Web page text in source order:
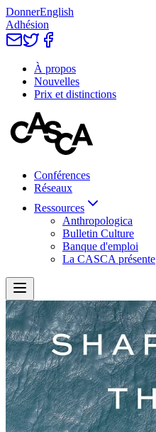
DonnerEnglish
Adhésion
À propos
Nouvelles
Prix et distinctions
Conférences
Réseaux
Ressources
Anthropologica
Bulletin Culture
Banque d'emploi
La CASCA présente